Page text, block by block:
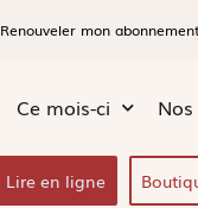
Renouveler mon
Ce mois-ci
Lire en ligne